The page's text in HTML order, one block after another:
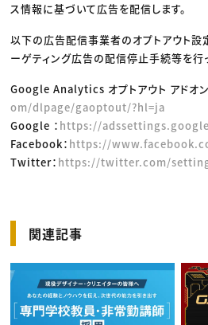
ス情報に基づいて広告を配信します。
以下の広告配信事業者のオプトアウト設
ーゲティング広告の配信停止手続等を行
Google Analytics オプトアウト アドオン
om/dlpage/gaoptout/?hl=ja
Google ： https://
Facebook： https://
Twitter： https://twitter.com/
関連記事